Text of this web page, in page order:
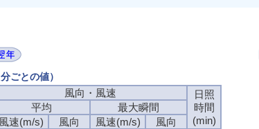
ごとの値）
風向・風速
日照
時間
(min)
平均
最大瞬間
風速(m/s)
風向 風速(m/s)
風向
風向・風速
日照
時間
(min)
平均
最大瞬間
風速(m/s)
風向 風速(m/s)
風向
風向・風速
日照
時間
(min)
平均
最大瞬間
風速(m/s)
風向 風速(m/s)
風向
風向・風速
日照
時間
(min)
平均
最大瞬間
風速(m/s)
風向 風速(m/s)
風向